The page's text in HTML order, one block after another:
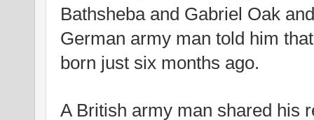
Bathsheba and Gabriel Oak
German army man told him
born just six months ago.
A British army man shared his